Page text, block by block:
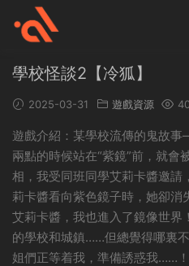
學校怪談2【冷狐】
2025-03-31 遊戲資源
遊戲介紹：某學校流傳的鬼故
兩點的時候站在“紫鏡”前，就會
相，我受同班同學艾莉卡醬邀請
莉卡醬看向紫色鏡子時，她卻
艾莉卡醬，我也進入了鏡像世界
的學校和城鎮……但總覺得哪裏
姐們正等着我，準備誘惑我……！